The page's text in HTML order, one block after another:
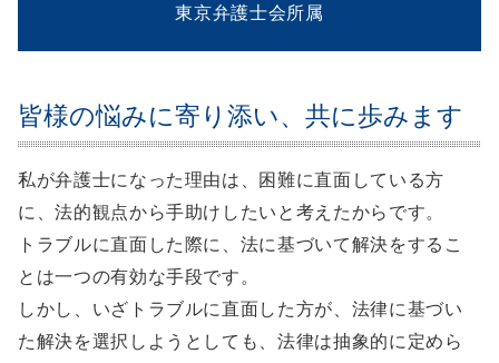
東京弁護士会所属
皆様の悩みに寄り添い、共に歩みます
私が弁護士になった理由は、困難に直面している方
に、法的観点から手助けしたいと考えたからです。
トラブルに直面した際に、法に基づいて解決をするこ
とは一つの有効な手段です。
しかし、いざトラブルに直面した方が、法律に基づい
た解決を選択しようとしても、法律は抽象的に定めら